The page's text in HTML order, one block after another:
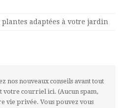
adaptées à votre jardin
nos nouveaux conseils avant tout
votre courriel ici. (Aucun spam,
vie privée. Vous pouvez vous